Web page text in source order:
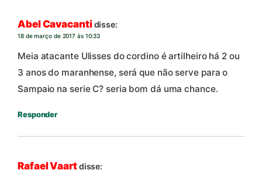
Abel Cavacantidisse:
18 de março de 2017 às 10:33
Meia atacante Ulisses do cordino é artilheiro há 2 ou
3 anos do maranhense, será que não serve para o
Sampaio na serie C? seria bom dá uma chance.
Responder
Rafael Vaartdisse: